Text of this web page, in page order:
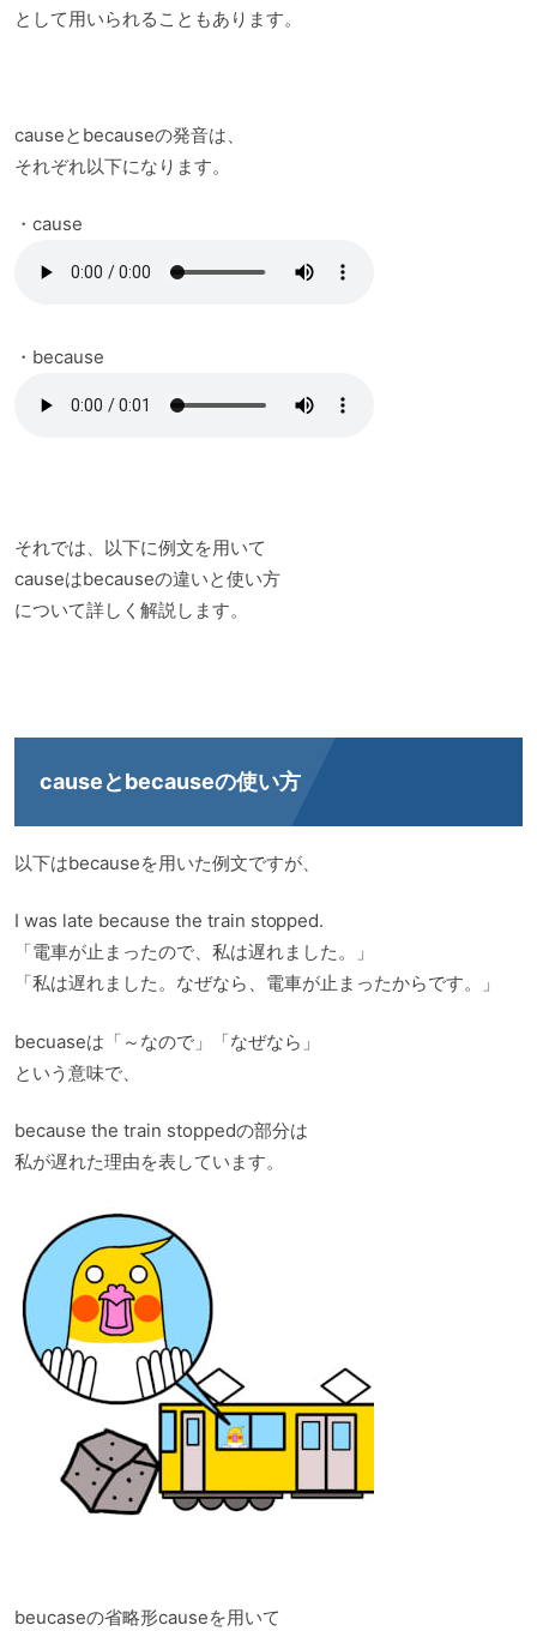
として用いられることもあります。
causeとbecauseの発音は、
それぞれ以下になります。
・cause
・because
それでは、以下に例文を用いて
causeはbecauseの違いと使い方
について詳しく解説します。
causeとbecauseの使い方
以下はbecauseを用いた例文ですが、
I was late because the train stopped.
「電車が止まったので、私は遅れました。」
「私は遅れました。なぜなら、電車が止まったからです。」
becuaseは「～なので」「なぜなら」
という意味で、
because the train stoppedの部分は
私が遅れた理由を表しています。
beucaseの省略形causeを用いて